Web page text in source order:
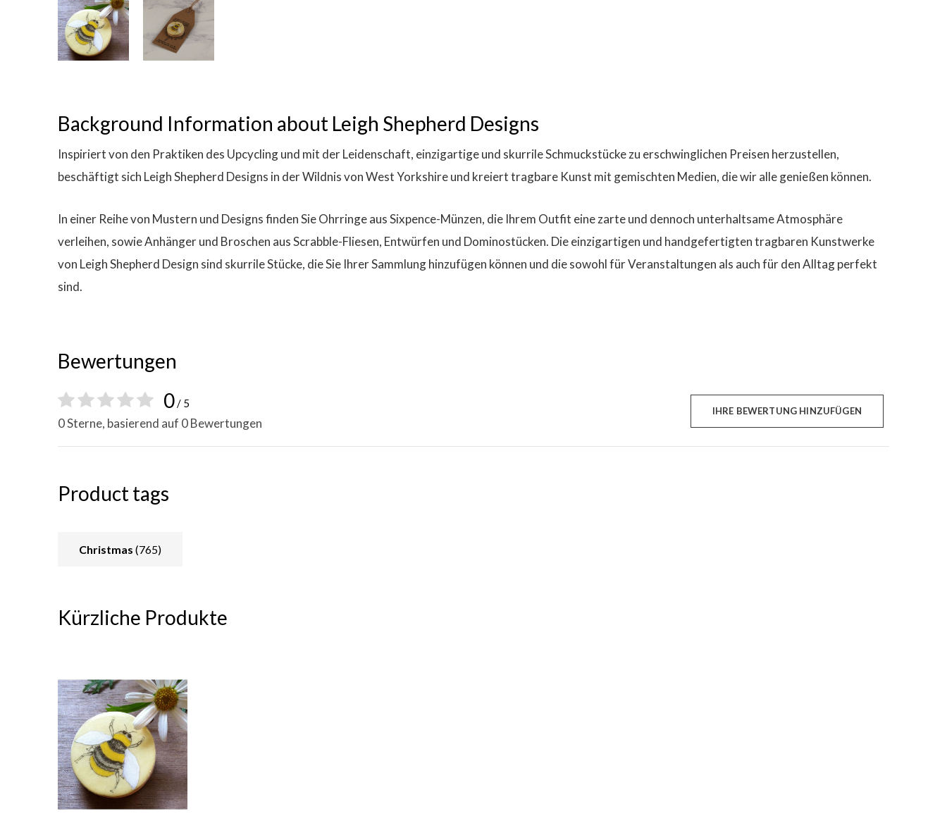
Background Information about Leigh Shepherd Designs
Inspiriert von den Praktiken des Upcycling und mit der Leidenschaft, einzigartige und skurrile Schmuckstücke zu erschwinglichen Preisen herzustellen,
beschäftigt sich Leigh Shepherd Designs in der Wildnis von West Yorkshire und kreiert tragbare Kunst mit gemischten Medien, die wir alle genießen können.
In einer Reihe von Mustern und Designs finden Sie Ohrringe aus Sixpence-Münzen, die Ihrem Outfit eine zarte und dennoch unterhaltsame Atmosphäre
verleihen, sowie Anhänger und Broschen aus Scrabble-Fliesen, Entwürfen und Dominostücken. Die einzigartigen und handgefertigten tragbaren Kunstwerke
von Leigh Shepherd Design sind skurrile Stücke, die Sie Ihrer Sammlung hinzufügen können und die sowohl für Veranstaltungen als auch für den Alltag perfekt
sind.
Bewertungen
0/ 5
0 Sterne, basierend auf 0 Bewertungen
IHRE BEWERTUNG HINZUFÜGEN
Product tags
Christmas (765)
Kürzliche Produkte